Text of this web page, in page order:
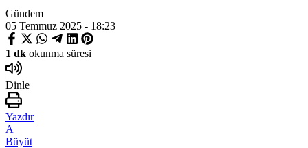
Gündem
05 Temmuz 2025 - 18:23
1 dk okunma süresi
Dinle
Yazdır
A
Büyüt